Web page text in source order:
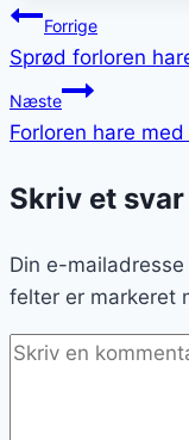
Forrige
Sprød forloren
Næste
Forloren hare
Skriv et svar
Din e-
felter er markeret